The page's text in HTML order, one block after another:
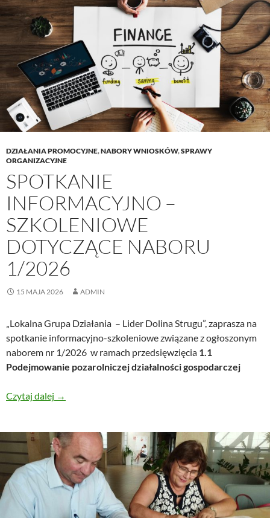
DZIAŁANIA PROMOCYJNE,NABORY WNIOSKÓW,SPRAWY
ORGANIZACYJNE
SPOTKANIE
INFORMACYJNO –
SZKOLENIOWE
DOTYCZĄCE NABORU
1/2026
15 MAJA 2026 ADMIN
„Lokalna Grupa Działania – Lider Dolina Strugu”, zaprasza na
spotkanie informacyjno-szkoleniowe związane z ogłoszonym
naborem nr 1/2026 w ramach przedsięwzięcia 1.1
Podejmowanie pozarolniczej działalności gospodarczej
Czytaj dalej SPOTKANIE INFORMACYJNO –
→